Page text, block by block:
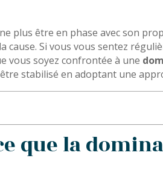
plus être en phase avec son
cause. Si vous vous sentez
vous soyez confrontée à une
stabilisé en adoptant une
que la